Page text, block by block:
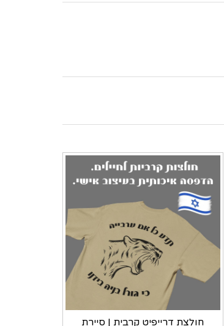
חולצת דרייפיט קרבית | סיירת